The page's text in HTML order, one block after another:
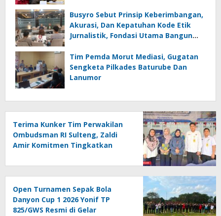
Busyro Sebut Prinsip Keberimbangan,
Akurasi, Dan Kepatuhan Kode Etik
Jurnalistik, Fondasi Utama Bangun
Tim Pemda Morut Mediasi, Gugatan
Sengketa Pilkades Baturube Dan
Lanumor
Terima Kunker Tim Perwakilan
Ombudsman RI Sulteng, Zaldi
Amir Komitmen Tingkatkan
Akuntabel Bebas Mal
Administrasi
Open Turnamen Sepak Bola
Danyon Cup 1 2026 Yonif TP
825/GWS Resmi di Gelar